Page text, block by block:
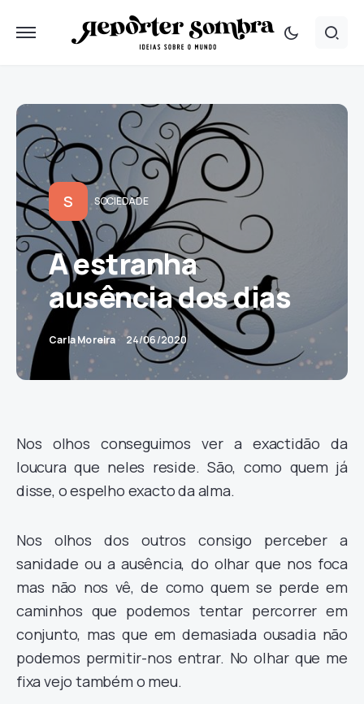
S SOCIEDADE
A estranha
ausência dos dias
Carla Moreira 24/06/2020
Nos olhos conseguimos ver a exactidão da
loucura que neles reside. São, como quem já
disse, o espelho exacto da alma.
Nos olhos dos outros consigo perceber a
sanidade ou a ausência, do olhar que nos foca
mas não nos vê, de como quem se perde em
caminhos que podemos tentar percorrer em
conjunto, mas que em demasiada ousadia não
podemos permitir-nos entrar. No olhar que me
fixa vejo também o meu.